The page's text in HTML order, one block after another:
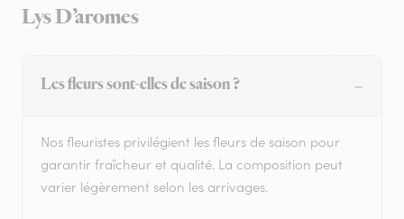
Lys D’aromes
Les fleurs sont-elles de saison ?
Nos fleuristes privilégient les fleurs de saison pour
garantir fraîcheur et qualité. La composition peut
varier légèrement selon les arrivages.